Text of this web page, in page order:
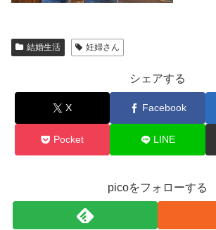
結婚生活 妊婦さん
シェアする
X Facebook
Pocket LINE
picoをフォローする